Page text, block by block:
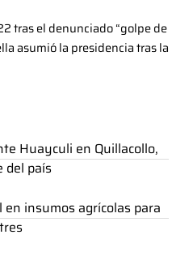
tras el denunciado “golpe de
asumió la presidencia tras la
Huayculi en Quillacollo,
del país
insumos agrícolas para